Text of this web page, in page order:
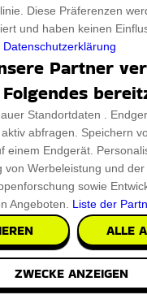
ES AUS
Diese Präferenzen
und haben keinen
Datenschutzerklärung
Partner
Standortdaten .
abfragen. Speichern
einem Endgerät.
von Werbeleistung und
sowie
Angeboten. Liste der
ALLE
ZWECKE ANZEIGEN